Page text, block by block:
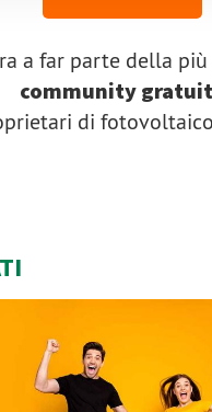
a far parte della
community
di